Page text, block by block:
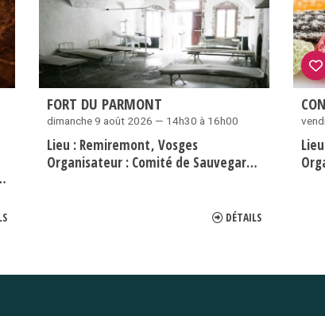
FORT DU PARMONT
dimanche 9 août 2026 — 14h30 à 16h00
Lieu : Remiremont Vosges
Organisateur : Comité de Sauvegarde du fort du Parmont
DÉTAILS